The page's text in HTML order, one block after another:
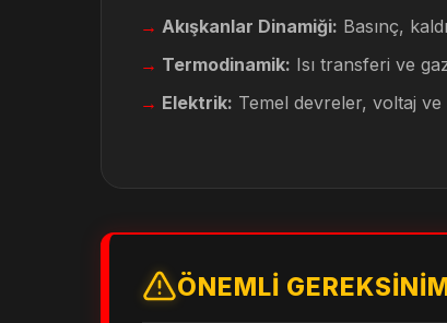
Akışkanlar Dinamiği: Basınç,
Termodinamik: Isı transferi ve
Elektrik: Temel devreler, voltaj ve
ÖNEMLI